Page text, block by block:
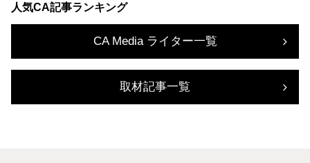
人気CA記事ランキング
CA Media ライター一覧
取材記事一覧